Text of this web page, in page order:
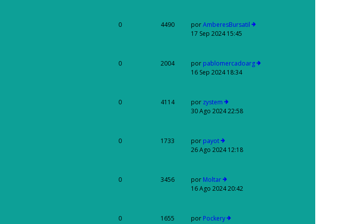
0 4490 porAmberesBursatil
17 Sep 2024 15:45
0 2004 por pablomercadoarg
16 Sep 2024 18:34
0 4114 por zystem
30 Ago 2024 22:58
0 1733 por payot
26 Ago 2024 12:18
0 3456 por Moltar
16 Ago 2024 20:42
0 1655 por Pockery